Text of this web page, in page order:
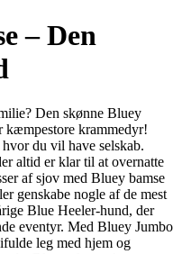
– Den
Den skønne Bluey
kæmpestore krammedyr!
du vil have selskab.
altid er klar til at overnatte
af sjov med Bluey bamse
genskabe nogle af de mest
Blue Heeler-hund, der
eventyr. Med Bluey Jumbo
leg med hjem og